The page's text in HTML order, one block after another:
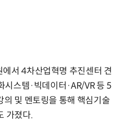
서 4차산업혁명 추진센터 견
시스템·빅데이터·AR/VR 등 5
의 및 멘토링을 통해 핵심기술
가졌다.